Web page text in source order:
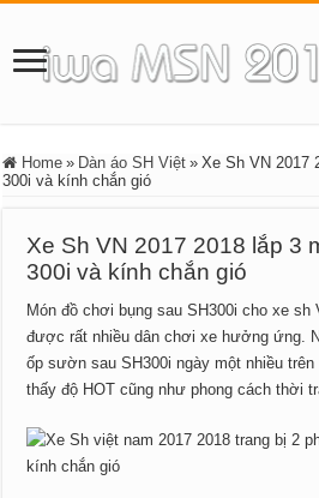
Home » Dàn áo SH Việt » Xe Sh VN 2017
300i và kính chắn gió
Xe Sh VN 2017 2018 lắp 3
300i và kính chắn gió
Món đồ chơi bụng sau SH300i cho xe sh
được rất nhiều dân chơi xe hưởng ứng.
ốp sườn sau SH300i ngày một nhiều
thấy độ HOT cũng như phong cách thời